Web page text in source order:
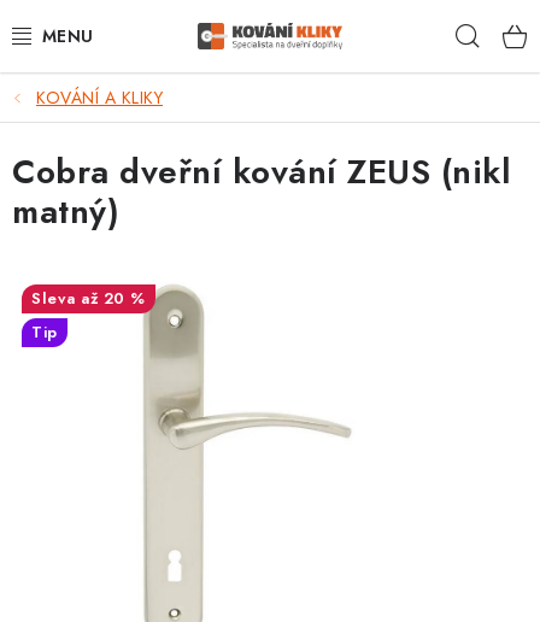
na
VÝPRODEJ - TOP AKCE
BLOG
UŽITEČNÉ RADY
VRÁCENÍ ZBOŽÍ
POŠTOVNÉ
KLIKY - EASY LOCK
KOVÁNÍ A KLIKY
Cobra dveřní kování ZEUS (nikl
matný)
až 20 %
Tip